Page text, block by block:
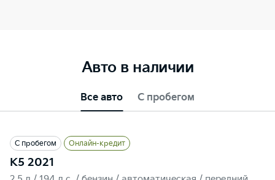
Авто в наличии
Все авто С пробегом
С пробегом Онлайн-кредит
K5 2021